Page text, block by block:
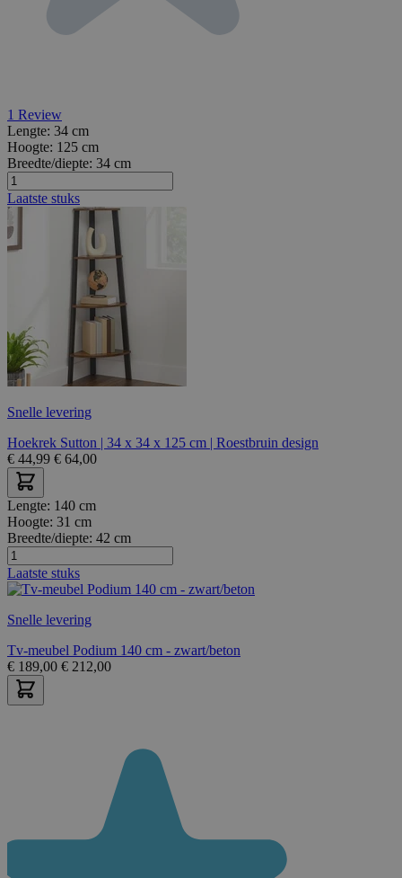
1 Review
Lengte: 34 cm
Hoogte: 125 cm
Breedte/diepte: 34 cm
Laatste stuks
Snelle levering
Hoekrek Sutton | 34 x 34 x 125 cm | Roestbruin design
€ 44,99 € 64,00
Lengte: 140 cm
Hoogte: 31 cm
Breedte/diepte: 42 cm
Laatste stuks
Snelle levering
Tv-meubel Podium 140 cm - zwart/beton
€ 189,00 € 212,00